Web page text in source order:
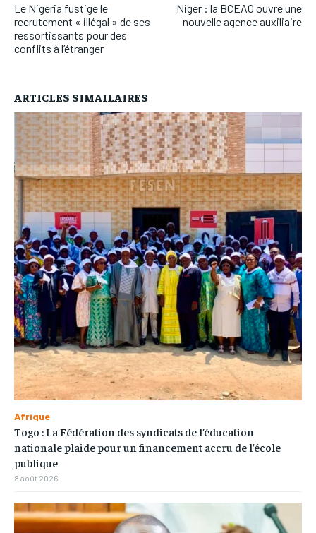
Le Nigeria fustige le
recrutement « illégal » de ses
ressortissants pour des
conflits à l’étranger
Niger : la BCEAO ouvre une
nouvelle agence auxiliaire
ARTICLES SIMAILAIRES
Afrique
Togo : La Fédération des syndicats de l’éducation
nationale plaide pour un financement accru de l’école
publique
8 août 2026